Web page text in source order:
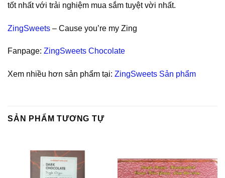
tốt nhất với trải nghiệm mua sắm tuyệt vời nhất.
ZingSweets – Cause you’re my Zing
Fanpage: ZingSweets Chocolate
Xem nhiều hơn sản phẩm tại: ZingSweets Sản phẩm
SẢN PHẨM TƯƠNG TỰ